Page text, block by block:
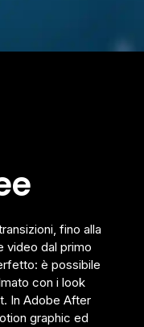
fino alla
video dal primo
è possibile
con i look
In Adobe After
graphic ed